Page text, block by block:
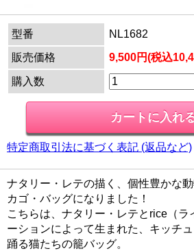
型番
NL1682
販売価格
9,500円(税込
購入数
特定商取引法に基づく表記 (返品など)
ナタリー・レテの描く、個性豊かな
カゴ・バッグになりました！
こちらは、ナタリー・レテとrice（ラ
ーションによって生まれた、キッチ
踊る猫たちの籠バッグ。